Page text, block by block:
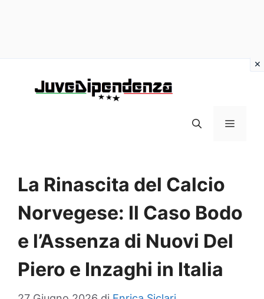
MENU
La Rinascita del Calcio
Norvegese: Il Caso Bodo
e l’Assenza di Nuovi Del
Piero e Inzaghi in Italia